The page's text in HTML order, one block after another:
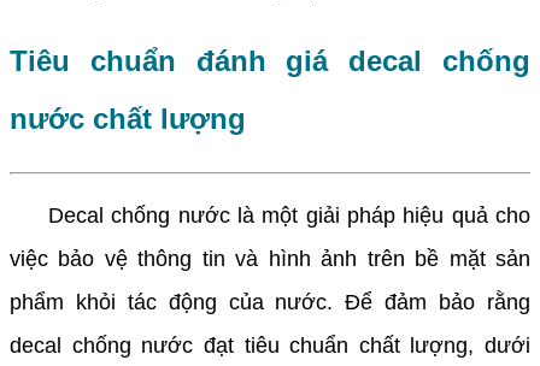
Tiêu chuẩn đánh giá decal chống
nước chất lượng
Decal chống nước là một giải pháp hiệu quả cho
việc bảo vệ thông tin và hình ảnh trên bề mặt sản
phẩm khỏi tác động của nước. Để đảm bảo rằng
decal chống nước đạt tiêu chuẩn chất lượng, dưới